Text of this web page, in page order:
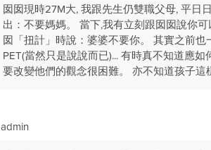
囡囡現時27M大, 我跟先生仍雙職父母, 平日
出：不要媽媽。 當下,我有立刻跟囡囡說你
囡「扭計」時說：婆婆不要你。 其實之前
PET(當然只是說說而已)... 有時真不知道應
要改變他們的觀念很困難。 亦不知道孩子這
admin